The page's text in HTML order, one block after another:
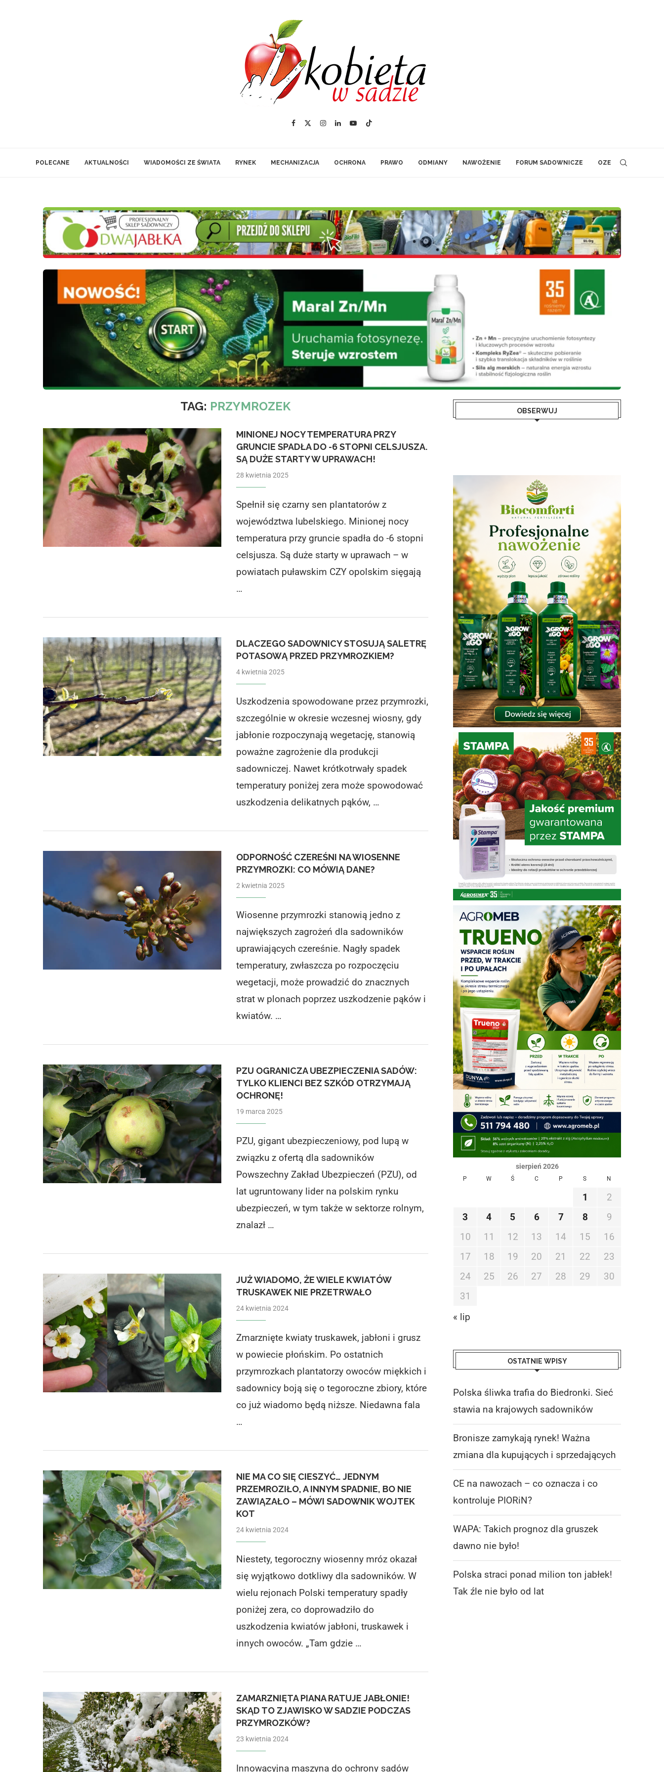
POLECANE AKTUALNOŚCI WIADOMOŚCI ZE ŚWIATA RYNEK MECHANIZACJA OCHRONA PRAWO ODMIANY NAWOŻENIE FORUM SADOWNICZE OZE
TAG: PRZYMROZEK
MINIONEJ NOCY TEMPERATURA PRZY
GRUNCIE SPADŁA DO -6 STOPNI CELSJUSZA.
SĄ DUŻE STARTY W UPRAWACH!
28 kwietnia 2025
Spełnił się czarny sen plantatorów z
województwa lubelskiego. Minionej nocy
temperatura przy gruncie spadła do -6 stopni
celsjusza. Są duże starty w uprawach – w
powiatach puławskim CZY opolskim sięgają
…
DLACZEGO SADOWNICY STOSUJĄ SALETRĘ
POTASOWĄ PRZED PRZYMROZKIEM?
4 kwietnia 2025
Uszkodzenia spowodowane przez przymrozki,
szczególnie w okresie wczesnej wiosny, gdy
jabłonie rozpoczynają wegetację, stanowią
poważne zagrożenie dla produkcji
sadowniczej. Nawet krótkotrwały spadek
temperatury poniżej zera może spowodować
uszkodzenia delikatnych pąków, …
ODPORNOŚĆ CZEREŚNI NA WIOSENNE
PRZYMROZKI: CO MÓWIĄ DANE?
2 kwietnia 2025
Wiosenne przymrozki stanowią jedno z
największych zagrożeń dla sadowników
uprawiających czereśnie. Nagły spadek
temperatury, zwłaszcza po rozpoczęciu
wegetacji, może prowadzić do znacznych
strat w plonach poprzez uszkodzenie pąków i
kwiatów. …
PZU OGRANICZA UBEZPIECZENIA SADÓW:
TYLKO KLIENCI BEZ SZKÓD OTRZYMAJĄ
OCHRONĘ!
19 marca 2025
PZU, gigant ubezpieczeniowy, pod lupą w
związku z ofertą dla sadowników
Powszechny Zakład Ubezpieczeń (PZU), od
lat ugruntowany lider na polskim rynku
ubezpieczeń, w tym także w sektorze rolnym,
znalazł …
JUŻ WIADOMO, ŻE WIELE KWIATÓW
TRUSKAWEK NIE PRZETRWAŁO
24 kwietnia 2024
Zmarznięte kwiaty truskawek, jabłoni i grusz
w powiecie płońskim. Po ostatnich
przymrozkach plantatorzy owoców miękkich i
sadownicy boją się o tegoroczne zbiory, które
co już wiadomo będą niższe. Niedawna fala
…
NIE MA CO SIĘ CIESZYĆ… JEDNYM
PRZEMROZIŁO, A INNYM SPADNIE, BO NIE
ZAWIĄZAŁO – MÓWI SADOWNIK WOJTEK
KOT
24 kwietnia 2024
Niestety, tegoroczny wiosenny mróz okazał
się wyjątkowo dotkliwy dla sadowników. W
wielu rejonach Polski temperatury spadły
poniżej zera, co doprowadziło do
uszkodzenia kwiatów jabłoni, truskawek i
innych owoców. „Tam gdzie …
ZAMARZNIĘTA PIANA RATUJE JABŁONIE!
SKĄD TO ZJAWISKO W SADZIE PODCZAS
PRZYMROZKÓW?
23 kwietnia 2024
Innowacyjna maszyna do ochrony sadów
OBSERWUJ
sierpień 2026
P W Ś C P S N
1
2
3
4 5 6 7 8
9
10
11 12 13 14 15
16
17
18 19 20 21 22
23
24
25 26 27 28 29
30
31
« lip
OSTATNIE WPISY
Polska śliwka trafia do Biedronki. Sieć
stawia na krajowych sadowników
Bronisze zamykają rynek! Ważna
zmiana dla kupujących i sprzedających
CE na nawozach – co oznacza i co
kontroluje PIORiN?
WAPA: Takich prognoz dla gruszek
dawno nie było!
Polska straci ponad milion ton jabłek!
Tak źle nie było od lat